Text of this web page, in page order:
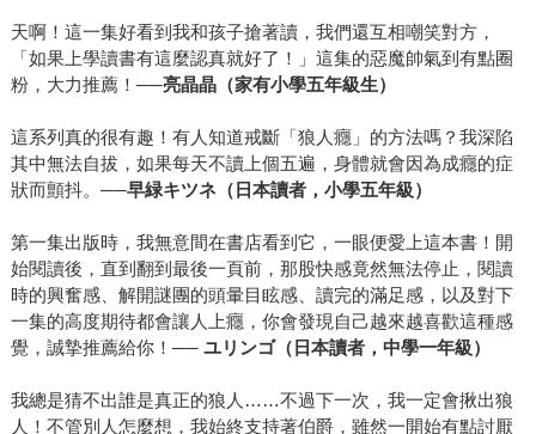
天啊！這一集好看到我和孩子搶著讀，我們還互相嘲笑對方，
「如果上學讀書有這麼認真就好了！」這集的惡魔帥氣到有點圈
粉，大力推薦！──亮晶晶（家有小學五年級生）
這系列真的很有趣！有人知道戒斷「狼人癮」的方法嗎？我深陷
其中無法自拔，如果每天不讀上個五遍，身體就會因為成癮的症
狀而顫抖。──早緑キツネ（日本讀者，小學五年級）
第一集出版時，我無意間在書店看到它，一眼便愛上這本書！開
始閱讀後，直到翻到最後一頁前，那股快感竟然無法停止，閱讀
時的興奮感、解開謎團的頭暈目眩感、讀完的滿足感，以及對下
一集的高度期待都會讓人上癮，你會發現自己越來越喜歡這種感
覺，誠摯推薦給你！── ユリンゴ（日本讀者，中學一年級）
我總是猜不出誰是真正的狼人……不過下一次，我一定會揪出狼
人！不管別人怎麼想，我始終支持著伯爵，雖然一開始有點討厭